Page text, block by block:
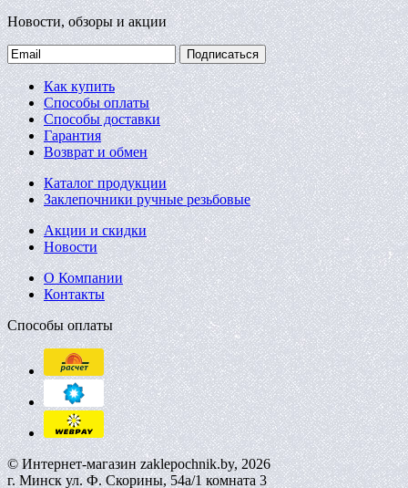
Новости, обзоры и акции
Подписаться
Как купить
Способы оплаты
Способы доставки
Гарантия
Возврат и обмен
Каталог продукции
Заклепочники ручные резьбовые
Акции и скидки
Новости
О Компании
Контакты
Способы оплаты
© Интернет-магазин zaklepochnik.by, 2026
г. Минск ул. Ф. Скорины, 54а/1 комната 3